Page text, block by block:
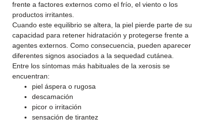
frente a factores externos como el frío, el viento o los
productos irritantes.
Cuando este equilibrio se altera, la piel pierde parte de su
capacidad para retener hidratación y protegerse frente a
agentes externos. Como consecuencia, pueden aparecer
diferentes signos asociados a la sequedad cutánea.
Entre los síntomas más habituales de la xerosis se
encuentran:
piel áspera o rugosa
descamación
picor o irritación
sensación de tirantez